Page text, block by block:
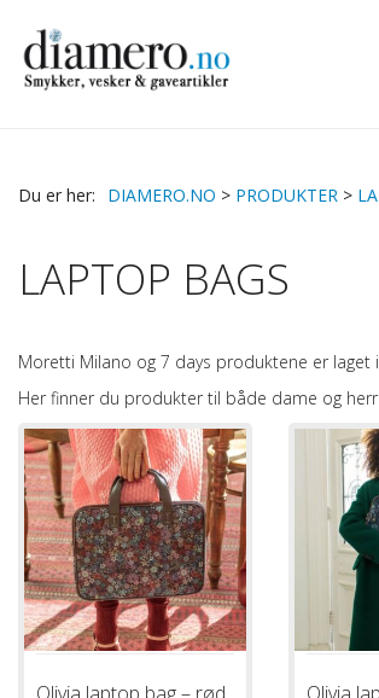
DIAMERO.NO > PRODUKTER >
LAPTOP BAGS
Moretti Milano og 7 days produktene er laget
Her finner du produkter til både dame og